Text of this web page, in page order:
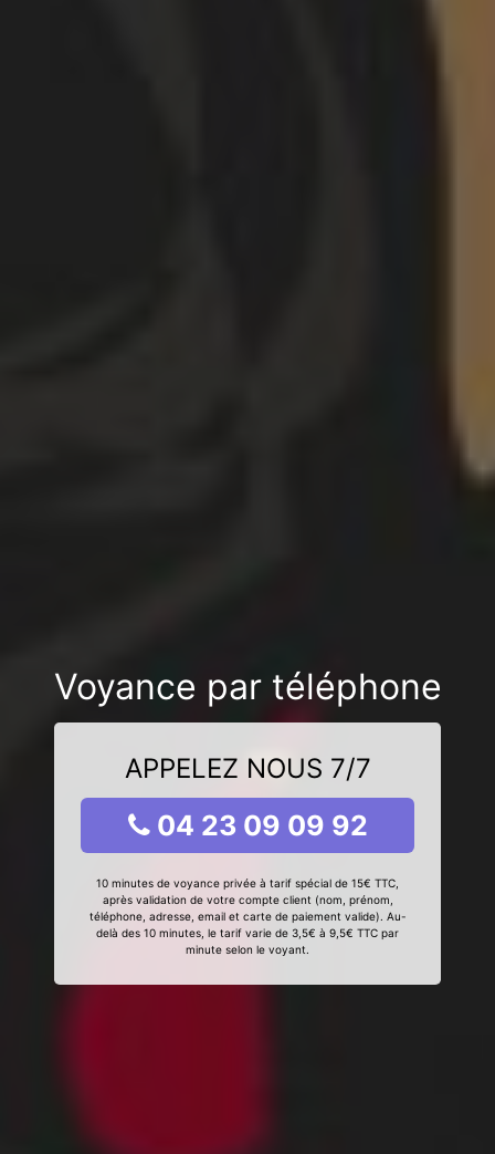
Voyance par téléphone
APPELEZ NOUS 7/7
04 23 09 09 92
10 minutes de voyance privée à tarif spécial de 15€ TTC,
après validation de votre compte client (nom, prénom,
téléphone, adresse, email et carte de paiement valide). Au-
delà des 10 minutes, le tarif varie de 3,5€ à 9,5€ TTC par
minute selon le voyant.